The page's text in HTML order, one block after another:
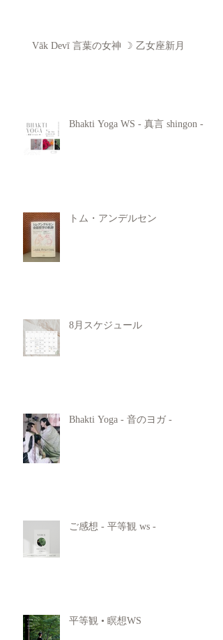
Vāk Devī 言葉の女神 ☽ 乙女座新月
Bhakti Yoga WS - 真言 shingon -
トム・アンデルセン
8月スケジュール
Bhakti Yoga - 音のヨガ -
ご感想 - 平等観 ws -
平等観 • 瞑想WS